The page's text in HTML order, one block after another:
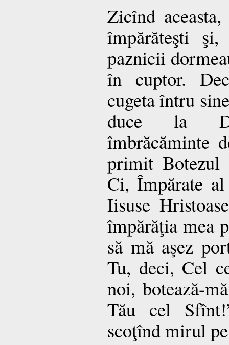
Zicînd
împărăteşti
paznicii
în cuptor.
cugeta întru
duce la
îmbrăcăminte
primit Botezul
Ci, Împărate
Iisuse
împărăţia mea
să mă aşez
Tu, deci, Cel
noi, botează-
Tău cel
scoţînd mirul